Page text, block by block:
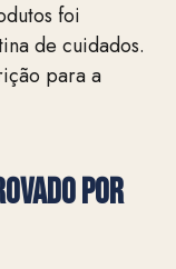
foi
de cuidados.
para a
por